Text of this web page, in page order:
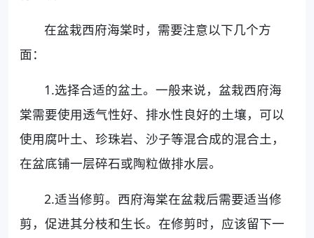
在盆栽西府海棠时，需要注意以下几个方
面：
1.选择合适的盆土。一般来说，盆栽西府海
棠需要使用透气性好、排水性良好的土壤，可以
使用腐叶土、珍珠岩、沙子等混合成的混合土，
在盆底铺一层碎石或陶粒做排水层。
2.适当修剪。西府海棠在盆栽后需要适当修
剪，促进其分枝和生长。在修剪时，应该留下一